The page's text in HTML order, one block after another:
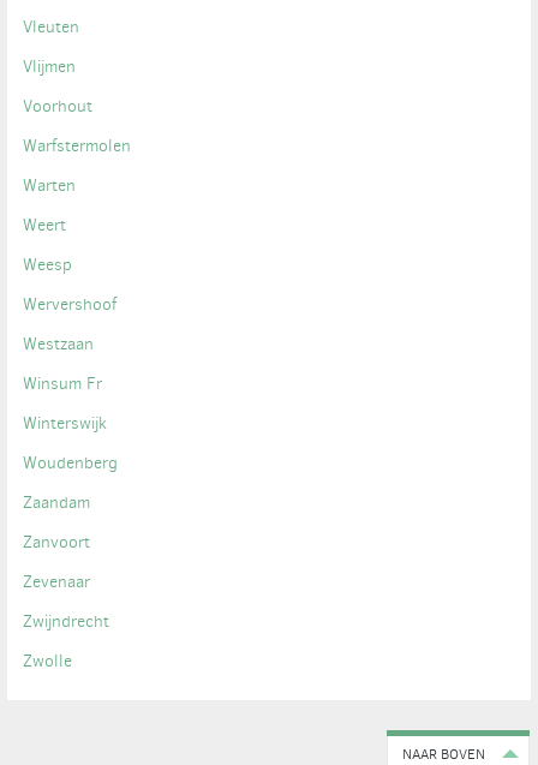
Vleuten
Vlijmen
Voorhout
Warfstermolen
Warten
Weert
Weesp
Wervershoof
Westzaan
Winsum Fr
Winterswijk
Woudenberg
Zaandam
Zanvoort
Zevenaar
Zwijndrecht
Zwolle
NAAR BOVEN